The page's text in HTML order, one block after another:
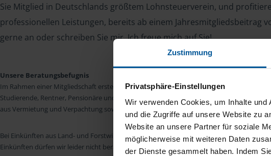
Zustimmung
Privatsphäre-Einstellungen
Wir verwenden Cookies, um Inhalte
und die Zugriffe auf unsere Website zu
Website an unsere Partner für soziale
möglicherweise mit weiteren Daten
der Dienste gesammelt haben. Indem
Sie Mitglied in Deutschlands größtem Lohnsteuerverein, und
professionellen Leistungen, bereits ab einem Jahresmitgliedsbeitrag
gerne an oder schreiben Sie mir. Ich freue mich auf Sie!
Unsere Beratungsbefugnis
Im Rahmen einer Mitgliedschaft erstellen wir die Einkommensteuererklärung für
Studierende, Rentner, Pensionäre und Unterhaltsempfänger nach § 4 Nr. 11
aus Vermietung und Verpachtung sowie Kapitalerträgen sind wir in vielen Fällen der
Bei Einkünften aus Land- und Forstwirtschaft, aus Gewerbebetrieb, aus selbstständiger
Einkünften dürfen wir leider nicht beraten.